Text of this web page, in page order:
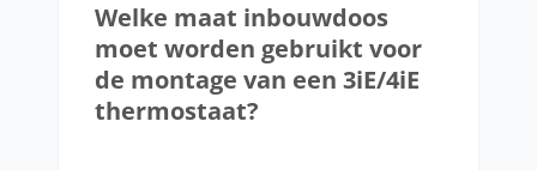
Welke maat inbouwdoos
moet worden gebruikt voor
de montage van een 3iE/4iE
thermostaat?